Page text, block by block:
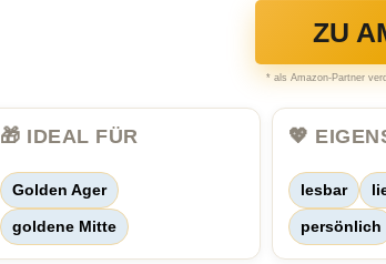
ZU
* als Amazon-Partner
🎁 IDEAL FÜR
Golden Ager
goldene Mitte
💖
lesbar
persönlich